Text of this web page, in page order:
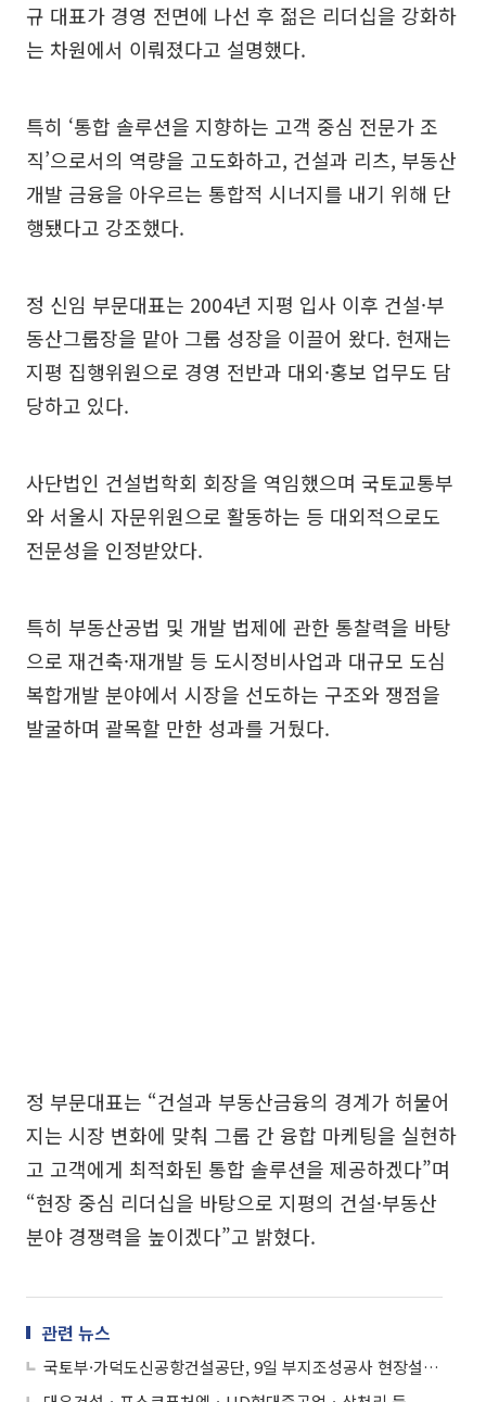
규 대표가 경영 전면에 나선 후 젊은 리더십을 강화하
는 차원에서 이뤄졌다고 설명했다.
특히 ‘통합 솔루션을 지향하는 고객 중심 전문가 조
직’으로서의 역량을 고도화하고, 건설과 리츠, 부동산
개발 금융을 아우르는 통합적 시너지를 내기 위해 단
행됐다고 강조했다.
정 신임 부문대표는 2004년 지평 입사 이후 건설·부
동산그룹장을 맡아 그룹 성장을 이끌어 왔다. 현재는
지평 집행위원으로 경영 전반과 대외·홍보 업무도 담
당하고 있다.
사단법인 건설법학회 회장을 역임했으며 국토교통부
와 서울시 자문위원으로 활동하는 등 대외적으로도
전문성을 인정받았다.
특히 부동산공법 및 개발 법제에 관한 통찰력을 바탕
으로 재건축·재개발 등 도시정비사업과 대규모 도심
복합개발 분야에서 시장을 선도하는 구조와 쟁점을
발굴하며 괄목할 만한 성과를 거뒀다.
정 부문대표는 “건설과 부동산금융의 경계가 허물어
지는 시장 변화에 맞춰 그룹 간 융합 마케팅을 실현하
고 고객에게 최적화된 통합 솔루션을 제공하겠다”며
“현장 중심 리더십을 바탕으로 지평의 건설·부동산
분야 경쟁력을 높이겠다”고 밝혔다.
관련 뉴스
국토부·가덕도신공항건설공단, 9일 부지조성공사 현장설명회 개최